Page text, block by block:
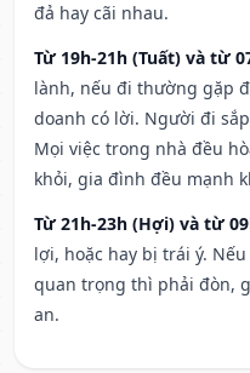
đả hay cãi nhau.
Từ 19h-21h (Tuất) và từ
lành, nếu đi thường gặp
doanh có lời. Người đi
Mọi việc trong nhà đều
khỏi, gia đình đều mạnh
Từ 21h-23h (Hợi) và từ
lợi, hoặc hay bị trái ý.
quan trọng thì phải đòn,
an.